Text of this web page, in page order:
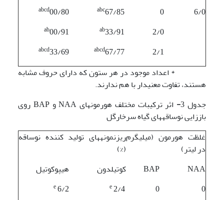
6/0
0
67/85
00/80
2/0
33/91
00/91
2/1
67/77
33/69
* اعداد موجود در هر ستون که دارای حروف مشابه
هستند، تفاوت معنی­دار با هم ندارند.
جدول 3 -
اثر ترکیبات مختلف هورمونهای NAA و BAP روی
باززایی نوساقه­های گیاه سرخارگل
غلظت هورمون­ (میلی­گرم
در لیتر)
ریزنمونه­های تولید کننده نوساقه
(%)
NAA
BAP کوتیلدون
هیپوکوتیل
0
0
2/4
e6/2